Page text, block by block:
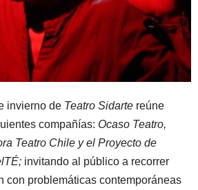
invierno de Teatro Sidarte reúne
compañías: Ocaso Teatro,
Teatro Chile y el Proyecto de
invitando al público a recorrer
con problemáticas contemporáneas